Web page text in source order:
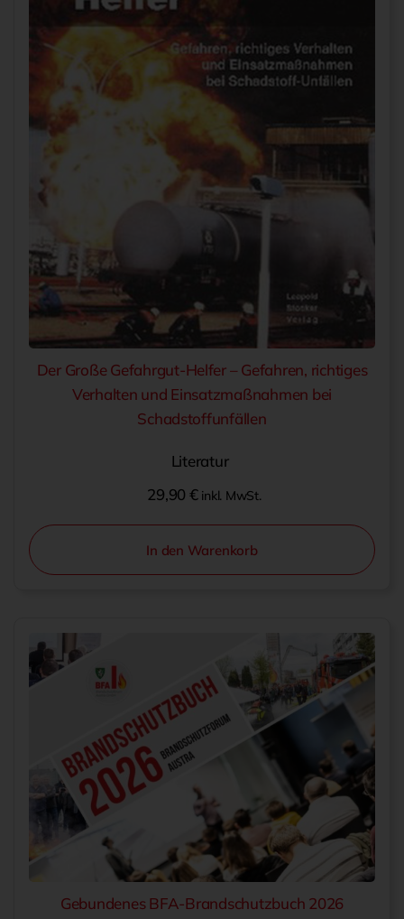
Der Große Gefahrgut-Helfer – Gefahren, richtiges
Verhalten und Einsatzmaßnahmen bei
Schadstoffunfällen
Literatur
29,90 € inkl. MwSt.
In den Warenkorb
Gebundenes BFA-Brandschutzbuch 2026